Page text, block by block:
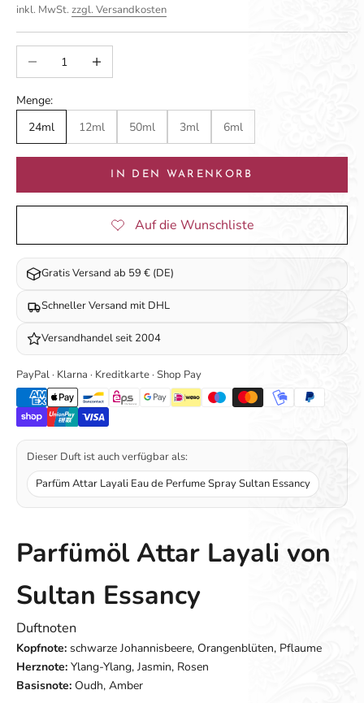
inkl. MwSt. zzgl. Versandkosten
Anzahl verringernAnzahl erhöhen
Menge:
24ml
12ml 50ml 3ml 6ml
IN DEN WARENKORB
Gratis Versand ab 59 € (DE)
Schneller Versand mit DHL
Versandhandel seit 2004
PayPal · Klarna · Kreditkarte · Shop Pay
Dieser Duft ist auch verfügbar als:
Parfüm Attar Layali Eau de Perfume Spray Sultan Essancy
Parfümöl Attar Layali von
Sultan Essancy
Duftnoten
Kopfnote: schwarze Johannisbeere, Orangenblüten, Pflaume
Herznote: Ylang-Ylang, Jasmin, Rosen
Basisnote: Oudh, Amber